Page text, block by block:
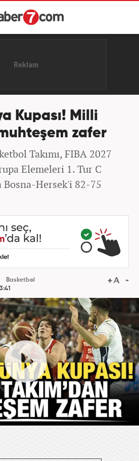
Kupası! Milli
zafer
Takımı, FIBA 2027
Elemeleri 1. Tur C
Bosna-Hersek'i 82-75
Basketbol